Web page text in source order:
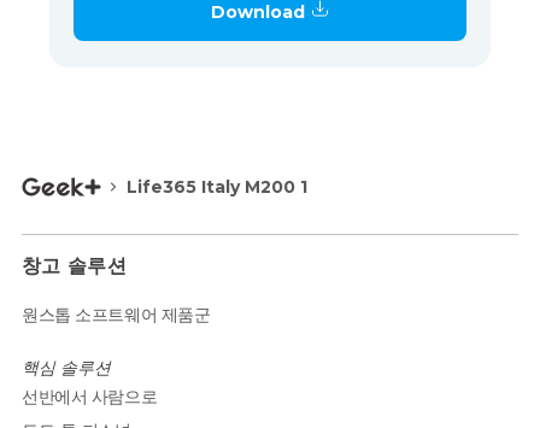
Download
Life365 Italy M200 1
창고 솔루션
원스톱 소프트웨어 제품군
핵심 솔루션
선반에서 사람으로